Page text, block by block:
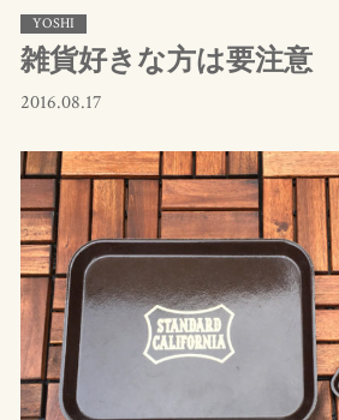
YOSHI
雑貨好きな方は要注意
2016.08.17